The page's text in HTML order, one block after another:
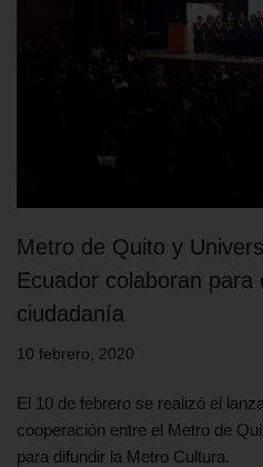
Metro de Quito y
Ecuador colaboran para
ciudadanía
10 febrero, 2020
El 10 de febrero se realizó el
cooperación entre el Metro de
para difundir la Metro Cultura.